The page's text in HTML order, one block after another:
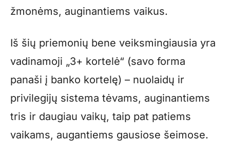
žmonėms, auginantiems vaikus.
Iš šių priemonių bene veiksmingiausia yra
vadinamoji „3+ kortelė“ (savo forma
panaši į banko kortelę) – nuolaidų ir
privilegijų sistema tėvams, auginantiems
tris ir daugiau vaikų, taip pat patiems
vaikams, augantiems gausiose šeimose.